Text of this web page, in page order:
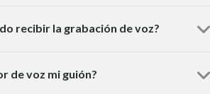
recibir la grabación de voz?
de voz mi guión?